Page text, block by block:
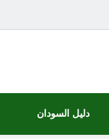
دليل السودان